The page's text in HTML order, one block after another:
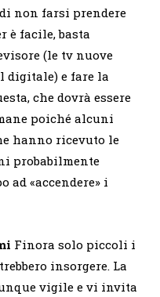
non farsi prendere
è facile, basta
(le tv nuove
digitale) e fare la
che dovrà essere
poiché alcuni
hanno ricevuto le
probabilmente
ad «accendere» i
Finora solo piccoli i
insorgere. La
vigile e vi invita